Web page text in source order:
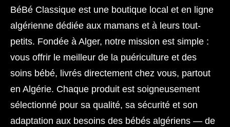
BéBé Classique est une boutique local et en ligne
algérienne dédiée aux mamans et à leurs tout-
petits. Fondée à Alger, notre mission est simple :
vous offrir le meilleur de la puériculture et des
soins bébé, livrés directement chez vous, partout
en Algérie. Chaque produit est soigneusement
sélectionné pour sa qualité, sa sécurité et son
adaptation aux besoins des bébés algériens — de